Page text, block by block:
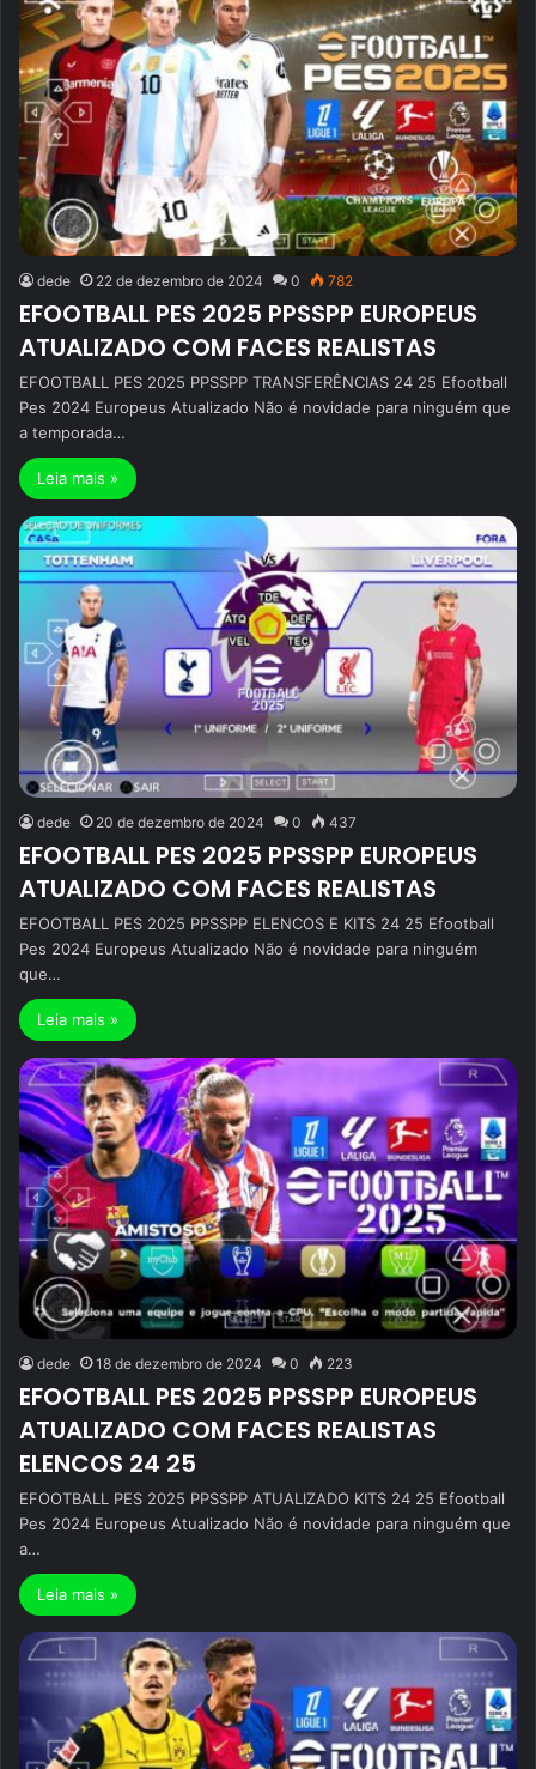
dede 22 de dezembro de 2024 0 782
EFOOTBALL PES 2025 PPSSPP EUROPEUS
ATUALIZADO COM FACES REALISTAS
EFOOTBALL PES 2025 PPSSPP TRANSFERÊNCIAS 24 25 Efootball
Pes 2024 Europeus Atualizado Não é novidade para ninguém que
a temporada…
Leia mais »
dede 20 de dezembro de 2024 0 437
EFOOTBALL PES 2025 PPSSPP EUROPEUS
ATUALIZADO COM FACES REALISTAS
EFOOTBALL PES 2025 PPSSPP ELENCOS E KITS 24 25 Efootball
Pes 2024 Europeus Atualizado Não é novidade para ninguém
que…
Leia mais »
dede 18 de dezembro de 2024 0 223
EFOOTBALL PES 2025 PPSSPP EUROPEUS
ATUALIZADO COM FACES REALISTAS
ELENCOS 24 25
EFOOTBALL PES 2025 PPSSPP ATUALIZADO KITS 24 25 Efootball
Pes 2024 Europeus Atualizado Não é novidade para ninguém que
a…
Leia mais »